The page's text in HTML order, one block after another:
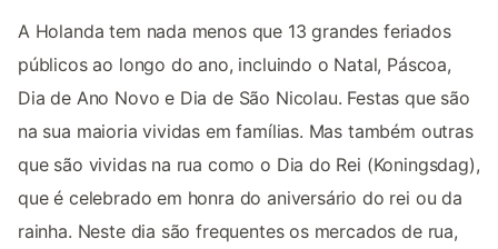
A Holanda tem nada menos que 13 grandes feriados
públicos ao longo do ano, incluindo o Natal, Páscoa,
Dia de Ano Novo e Dia de São Nicolau. Festas que são
na sua maioria vividas em famílias. Mas também outras
que são vividas na rua como o Dia do Rei (Koningsdag),
que é celebrado em honra do aniversário do rei ou da
rainha. Neste dia são frequentes os mercados de rua,